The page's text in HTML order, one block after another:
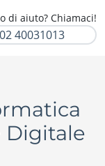
di aiuto? Chiamaci!
02 40031013
Digitale